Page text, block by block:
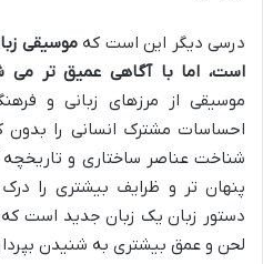
درسی دیگر این است کهموسیقی
است، اما با آگاهی عمیق تر می
موسیقی از مرزهای زبانی و
احساسات مشترک انسانی را بدون
شناخت عناصر ساختاری و تاریخچه
پنهان تر و ظرایف بیشتری را
دستور زبان یک زبان جدید است
لحن و عمق بیشتری به شنیدن